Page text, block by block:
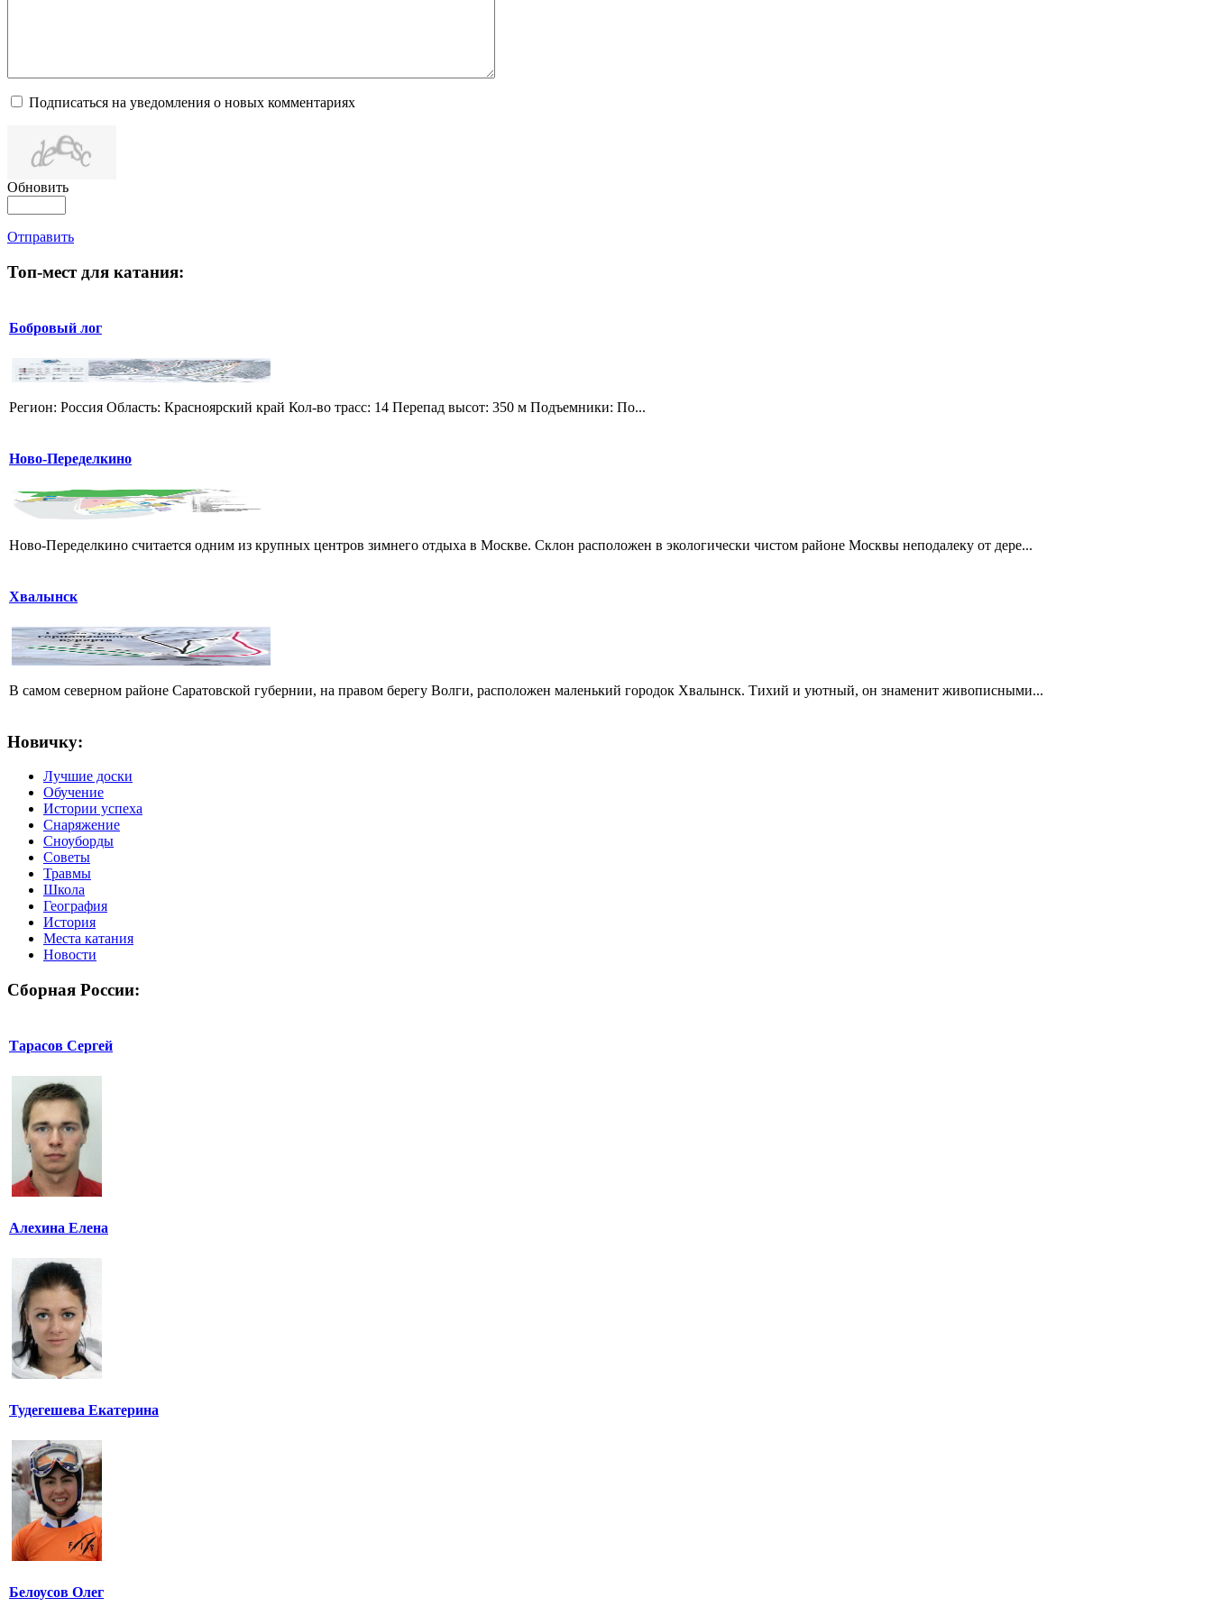
Подписаться на уведомления о новых комментариях
Обновить
Отправить
Топ-мест для катания:
Бобровый лог
Регион: Россия Область: Красноярский край Кол-во трасс: 14 Перепад высот: 350 м Подъемники: По...
Ново-Переделкино
Ново-Переделкино считается одним из крупных центров зимнего отдыха в Москве. Склон расположен в экологически чистом районе Москвы неподалеку от дере...
Хвалынск
В самом северном районе Саратовской губернии, на правом берегу Волги, расположен маленький городок Хвалынск. Тихий и уютный, он знаменит живописными...
Новичку:
Лучшие доски
Обучение
Истории успеха
Снаряжение
Сноуборды
Советы
Травмы
Школа
География
История
Места катания
Новости
Сборная России:
Тарасов Сергей
Алехина Елена
Тудегешева Екатерина
Белоусов Олег